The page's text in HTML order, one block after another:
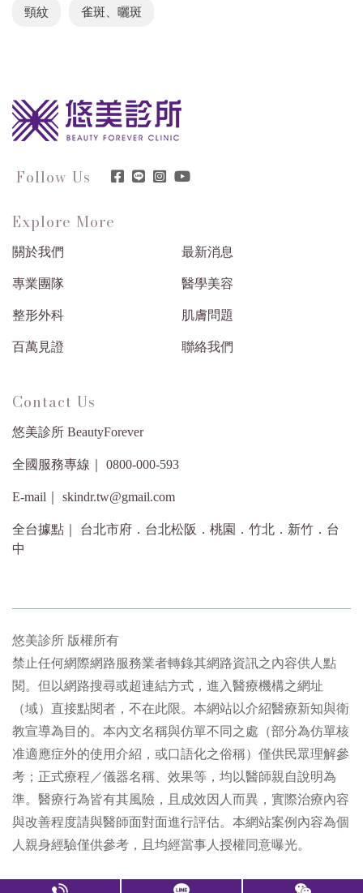
頸紋 雀斑、曬斑
Follow Us
Explore More
關於我們 最新消息
專業團隊 醫學美容
整形外科 肌膚問題
百萬見證 聯絡我們
Contact Us
悠美診所 BeautyForever
全國服務專線｜ 0800-000-593
E-mail｜ skindr.tw@gmail.com
全台據點｜ 台北市府．台北松阪．桃園．竹北．新竹．台
中
悠美診所 版權所有
禁止任何網際網路服務業者轉錄其網路資訊之內容供人點
閱。但以網路搜尋或超連結方式，進入醫療機構之網址
（域）直接點閱者，不在此限。本網站以介紹醫療新知與衛
教宣導為目的。本內文名稱與仿單不同之處（部分為仿單核
准適應症外的使用介紹，或口語化之俗稱）僅供民眾理解參
考；正式療程／儀器名稱、效果等，均以醫師親自說明為
準。醫療行為皆有其風險，且成效因人而異，實際治療內容
與改善程度請與醫師面對面進行評估。本網站案例內容為個
人親身經驗僅供參考，且均經當事人授權同意曝光。